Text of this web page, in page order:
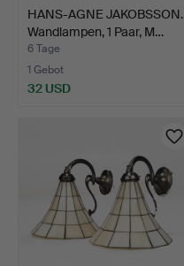
HANS-AGNE JAKOBSSON.
Wandlampen, 1 Paar, M…
6 Tage
1 Gebot
32 USD